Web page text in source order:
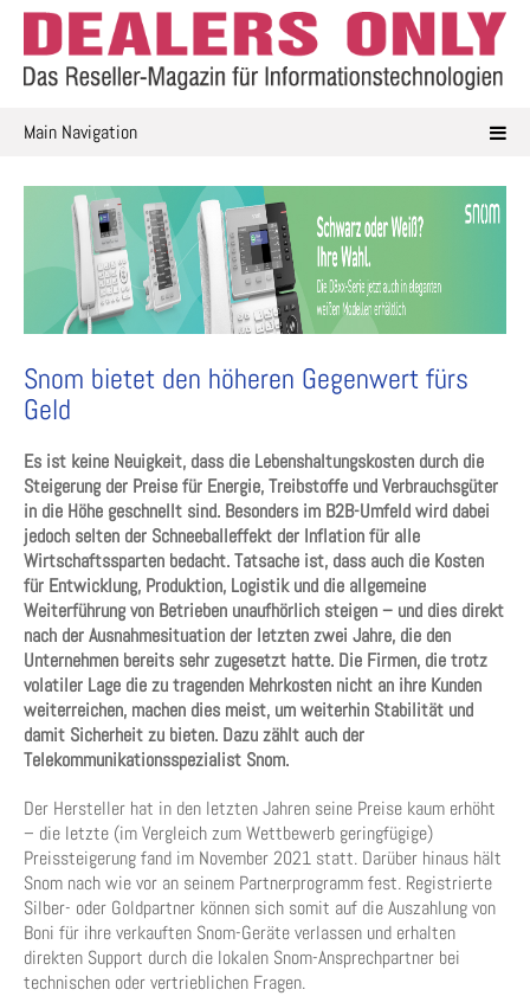
Skip
content
Main Navigation
Snom bietet den höheren Gegenwert fürs
Geld
Es ist keine Neuigkeit, dass die Lebenshaltungskosten durch die
Steigerung der Preise für Energie, Treibstoffe und Verbrauchsgüter
in die Höhe geschnellt sind. Besonders im B2B-Umfeld wird dabei
jedoch selten der Schneeballeffekt der Inflation für alle
Wirtschaftssparten bedacht. Tatsache ist, dass auch die Kosten
für Entwicklung, Produktion, Logistik und die allgemeine
Weiterführung von Betrieben unaufhörlich steigen – und dies direkt
nach der Ausnahmesituation der letzten zwei Jahre, die den
Unternehmen bereits sehr zugesetzt hatte. Die Firmen, die trotz
volatiler Lage die zu tragenden Mehrkosten nicht an ihre Kunden
weiterreichen, machen dies meist, um weiterhin Stabilität und
damit Sicherheit zu bieten. Dazu zählt auch der
Telekommunikationsspezialist Snom.
Der Hersteller hat in den letzten Jahren seine Preise kaum erhöht
– die letzte (im Vergleich zum Wettbewerb geringfügige)
Preissteigerung fand im November 2021 statt. Darüber hinaus hält
Snom nach wie vor an seinem Partnerprogramm fest. Registrierte
Silber- oder Goldpartner können sich somit auf die Auszahlung von
Boni für ihre verkauften Snom-Geräte verlassen und erhalten
direkten Support durch die lokalen Snom-Ansprechpartner bei
technischen oder vertrieblichen Fragen.